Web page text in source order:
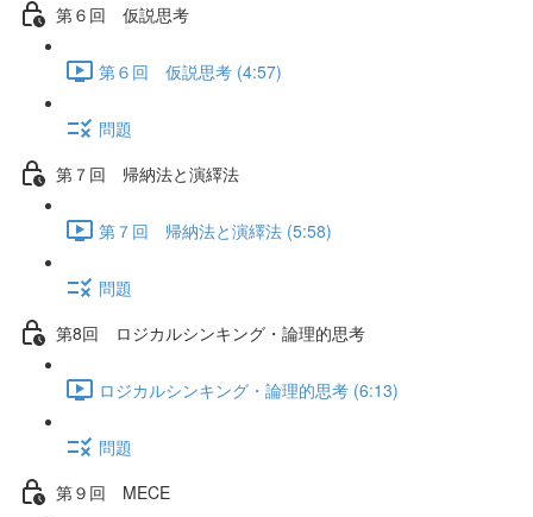
第６回 仮説思考
第６回 仮説思考 (4:57)
問題
第７回 帰納法と演繹法
第７回 帰納法と演繹法 (5:58)
問題
第8回 ロジカルシンキング・論理的思考
ロジカルシンキング・論理的思考 (6:13)
問題
第９回 MECE